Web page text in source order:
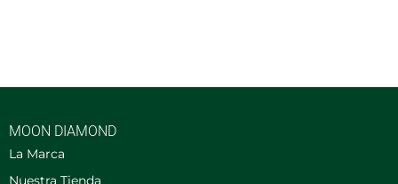
MOON DIAMOND
La Marca
Nuestra Tienda